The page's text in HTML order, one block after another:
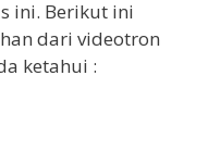
ini. Berikut ini
dari videotron
ketahui :